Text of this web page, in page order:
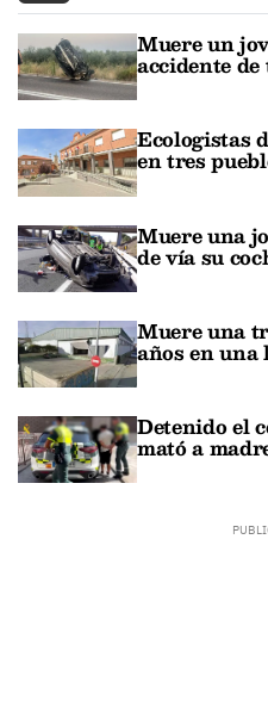
Muere un
accidente
Ecologistas
en tres
Muere una
de vía su
Muere una
años en una
Detenido el
mató a